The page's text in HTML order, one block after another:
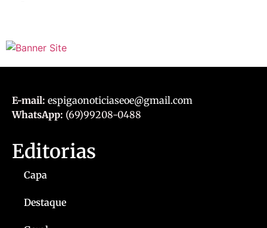
E-mail: espigaonoticiaseoe@gmail.com
WhatsApp: (69)99208-0488
Editorias
Capa
Destaque